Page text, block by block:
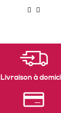
Livraison à